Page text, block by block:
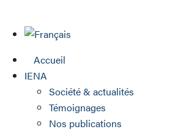
Accueil
IENA
Société & actualités
Témoignages
Nos publications